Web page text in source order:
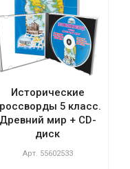
Исторические
5 класс.
Древний мир + CD-
диск
Арт. 55602533